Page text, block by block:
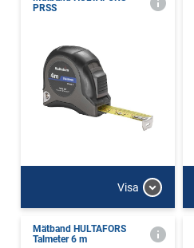
PRSS
Visa
Mätband HULTAFORS
Talmeter 6 m